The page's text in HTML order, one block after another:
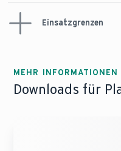
Höhe / Breite /
Tiefe
Einsatzgrenzen
Spannung
max)
MEHR
Downloads für